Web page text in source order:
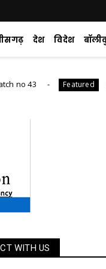
देश विदेश
Featured Delhi News
WITH US